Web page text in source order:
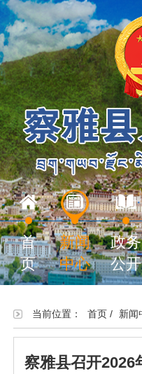
首
页
新闻
中心
政务
公开
当前位置： 首页/ 新闻
察雅县召开2026